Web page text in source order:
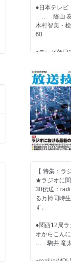
●ステージ
… 高崎利成
…／141
●新製品紹
…／142
●第68回 イ
ンプレ、
… 若井一顕
MuPS-
【 コラム記
●その後
… 大野正夫
●FMロータ
… 岩田賢一
●音話屋ダ
… 石丸耕一
●ステージ
●映像アラカ
… ／150
●Live Multi
… 長谷川 雄
使用
●アドリーチ
ションにつ
… 鈴木圭一
●アトドリー
… 吉田宗弘
●テレビ東京
… 西 輝・小
●第19回
Atmos MIX
… 沢口真生
●第65回 イ
… 若井一顕
●日本テレ
… 蔭山 友
木村智美・
60
●テレビ朝日
寧々・渡辺
内優也・赤
●TBSテレ
う！暮らし
… 大谷憲司
太之・成田
●テレビ東
術的な取り
… 瀧谷 豊
希・宮本 裕
慎一・荒井
●FNN参院
… 橋本達也
【 グラビア
●仏・制作
【 特集：ラ
★ラジオに関
30伝送：
る万博同時
す。
●関西12局
オからこん
… 駒井 竜太
●radiko/MPL